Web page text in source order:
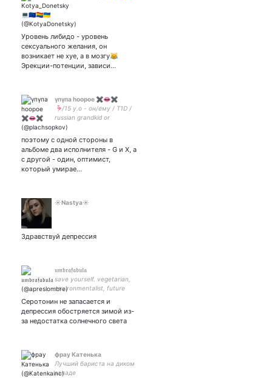
Уровень либидо - уровень
сексуального желания, он
возникает не хуе, а в мозгу😹
Эрекции-потенции, зависи…
үпүпа hoopoe ✖️👄✖️
🦩/15 y.o - он/ему / T1D /
russian grandkid or
✨babushkid✨ / не
poor lyceum student / НЕ
готовлюсь к ОГЭ 2021 /
истошно красиво /
поэтому с одной стороны в
альбоме два исполнителя - G и X, а
с другой - один, оптимист,
который умирае…
☀Nastya☀
Здравствуй депрессия
𝔲𝔪𝔟𝔯𝔞𝔣𝔞𝔟𝔲𝔩𝔞
save yourself. vegetarian,
environmentalist, future
fandoms forever. she/they
🏳️‍🌈 real Jewish
Серотонин не запасается и
депрессия обостряется зимой из-
за недостатка солнечного света
фрау Катенька
Лучший бариста на диком
западе